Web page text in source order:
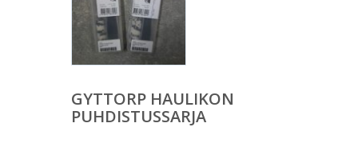
GYTTORP HAULIKON
PUHDISTUSSARJA